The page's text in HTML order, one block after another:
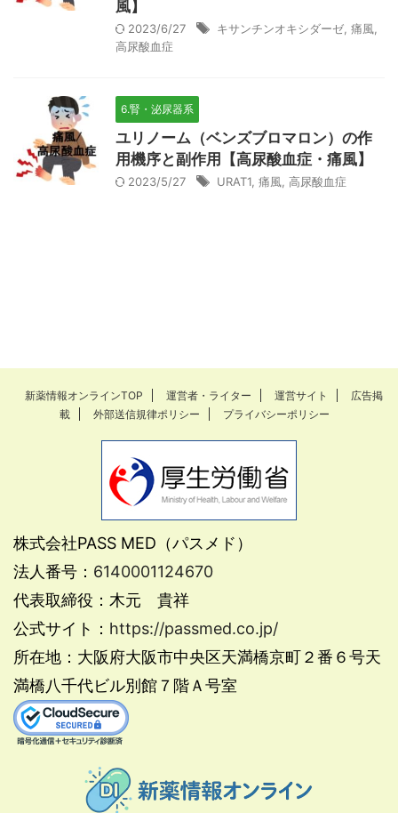
風】
2023/6/27 キサンチンオキシダーゼ 痛風
高尿酸血症
6.腎・泌尿器系
ユリノーム（ベンズブロマロン）の作
用機序と副作用【高尿酸血症・痛風】
2023/5/27 URAT1 痛風 高尿酸血症
新薬情報オンラインTOP 運営者・ライター 運営サイト
広告掲
載
外部送信規律ポリシー プライバシーポリシー
株式会社PASS MED（パスメド）
法人番号： 6140001124670
代表取締役：木元 貴祥
公式サイト： https://passmed.co.jp/
所在地：大阪府大阪市中央区天満橋京町２番６号天
満橋八千代ビル別館７階Ａ号室